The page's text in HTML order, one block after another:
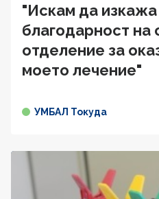
"Искам да
благодарност на
отделение за
моето лечение"
УМБАЛ Токуда